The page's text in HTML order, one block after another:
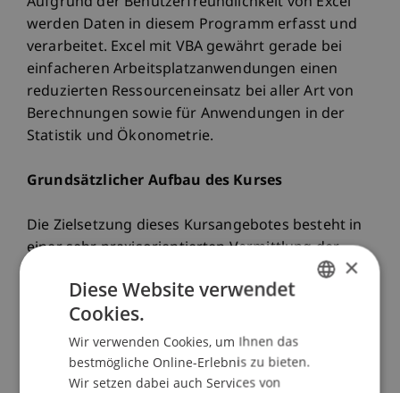
werden Daten in diesem Programm erfasst und
verarbeitet. Excel mit VBA gewährt gerade bei
einfacheren Arbeitsplatzanwendungen einen
reduzierten Ressourceneinsatz bei aller Art von
Berechnungen sowie für Anwendungen in der
Statistik und Ökonometrie.
Grundsätzlicher Aufbau des Kurses
Die Zielsetzung dieses Kursangebotes besteht in
einer sehr praxisorientierten Vermittlung der
Tabellenkalkulationsprogramm Excel. Deshalb
werden zu Beginn die Grundlagen wie
beispielsweise die Definition von Variablen,
Schleifen und der Entwurf von
Nachrichtenfenstern besprochen und eingeübt.
×
Diese Website verwendet
Cookies.
Wir verwenden Cookies, um Ihnen das
bestmögliche Online-Erlebnis zu bieten.
Wir setzen dabei auch Services von